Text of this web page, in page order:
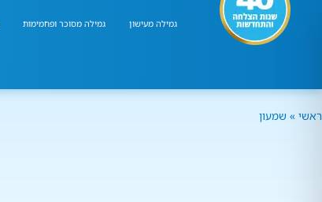
גמילה מעישון גמילה מסוכר ופחמימות
ראשי » שמעון